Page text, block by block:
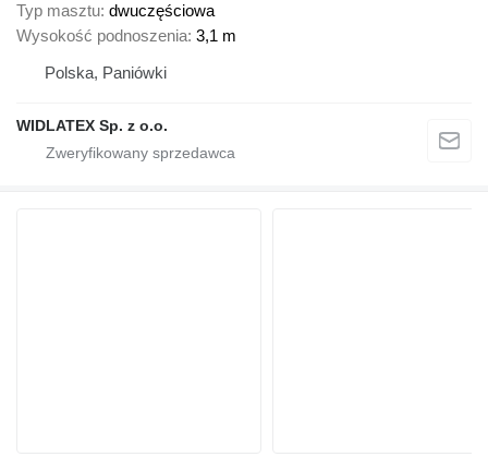
Typ masztu dwuczęściowa
Wysokość podnoszenia 3,1 m
Polska, Paniówki
WIDLATEX Sp. z o.o.